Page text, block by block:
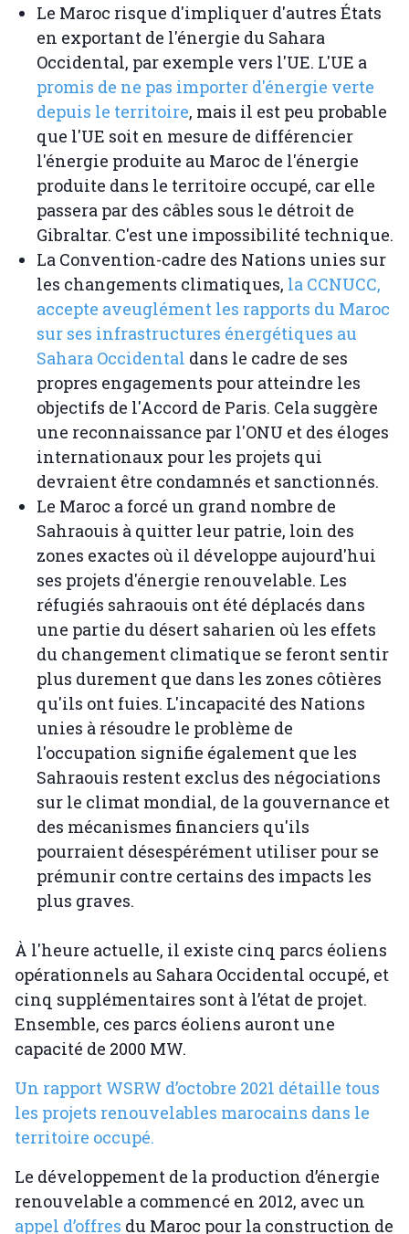
Le Maroc risque d'impliquer d'autres États
en exportant de l'énergie du Sahara
Occidental, par exemple vers l'UE. L'UE a
promis de ne pas importer d'énergie verte
depuis le territoire, mais il est peu probable
que l'UE soit en mesure de différencier
l'énergie produite au Maroc de l'énergie
produite dans le territoire occupé, car elle
passera par des câbles sous le détroit de
Gibraltar. C'est une impossibilité technique.
La Convention-cadre des Nations unies sur
les changements climatiques, la CCNUCC,
accepte aveuglément les rapports du Maroc
sur ses infrastructures énergétiques au
Sahara Occidental dans le cadre de ses
propres engagements pour atteindre les
objectifs de l'Accord de Paris. Cela suggère
une reconnaissance par l'ONU et des éloges
internationaux pour les projets qui
devraient être condamnés et sanctionnés.
Le Maroc a forcé un grand nombre de
Sahraouis à quitter leur patrie, loin des
zones exactes où il développe aujourd'hui
ses projets d'énergie renouvelable. Les
réfugiés sahraouis ont été déplacés dans
une partie du désert saharien où les effets
du changement climatique se feront sentir
plus durement que dans les zones côtières
qu'ils ont fuies. L'incapacité des Nations
unies à résoudre le problème de
l'occupation signifie également que les
Sahraouis restent exclus des négociations
sur le climat mondial, de la gouvernance et
des mécanismes financiers qu'ils
pourraient désespérément utiliser pour se
prémunir contre certains des impacts les
plus graves.
À l'heure actuelle, il existe cinq parcs éoliens
opérationnels au Sahara Occidental occupé, et
cinq supplémentaires sont à l’état de projet.
Ensemble, ces parcs éoliens auront une
capacité de 2000 MW.
Un rapport WSRW d’octobre 2021 détaille tous
les projets renouvelables marocains dans le
territoire occupé.
Le développement de la production d’énergie
renouvelable a commencé en 2012, avec un
appel d’offres du Maroc pour la construction de